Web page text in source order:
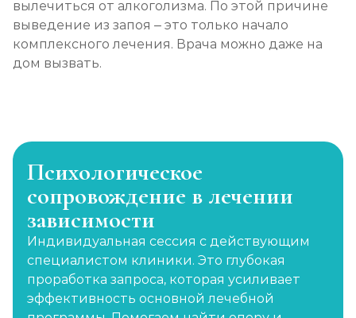
вылечиться от алкоголизма. По этой причине
выведение из запоя – это только начало
комплексного лечения. Врача можно даже на
дом вызвать.
Психологическое
сопровождение в лечении
зависимости
Индивидуальная сессия с действующим
специалистом клиники. Это глубокая
проработка запроса, которая усиливает
эффективность основной лечебной